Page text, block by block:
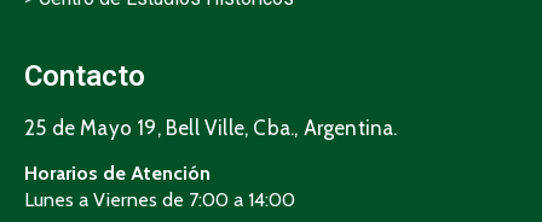
Contacto
25 de Mayo 19, Bell Ville, Cba., Argentina.
Horarios de Atención
Lunes a Viernes de 7:00 a 14:00